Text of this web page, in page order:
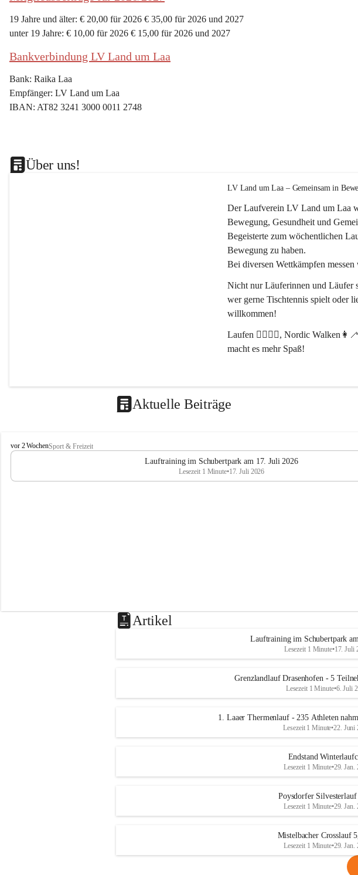
19 Jahre und älter: € 20,00 für 2026 € 35,00 für 2026 und 2027
unter 19 Jahre: € 10,00 für 2026 € 15,00 für 2026 und 2027
Bankverbindung LV Land um Laa
Bank: Raika Laa
Empfänger: LV Land um Laa
IBAN: AT82 3241 3000 0011 2748
Über uns!
LV Land um Laa – Gemeinsam in
Der Laufverein LV Land um Laa
Bewegung, Gesundheit und
Begeisterte zum wöchentlichen
Bewegung zu haben.
Bei diversen Wettkämpfen messen
Nicht nur Läuferinnen und Läufer
wer gerne Tischtennis spielt oder
willkommen!
Laufen 🏃‍♂️🏃‍♀️, Nordic
macht es mehr Spaß!
Aktuelle Beiträge
L
V
a
vor 2 WochenSport & Freizeit
Lauftraining im Schubertpark am 17. Juli 2026
Lesezeit 1 Minute•17. Juli 2026
Artikel
Lauftraining im Schubertpark
Lesezeit 1 Minute•17. Juli
Grenzlandlauf Drasenhofen - 5
Lesezeit 1 Minute•6. Juli
1. Laaer Thermenlauf - 235 Athleten
Lesezeit 1 Minute•22. Juni
Endstand
Lesezeit 1 Minute•29. Jan.
Poysdorfer
Lesezeit 1 Minute•29. Jan.
Mistelbacher Crosslauf
Lesezeit 1 Minute•29. Jan.